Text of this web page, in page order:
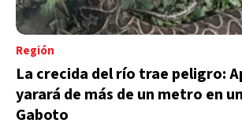
Región
La crecida del río trae peligro:
yarará de más de un metro en
Gaboto